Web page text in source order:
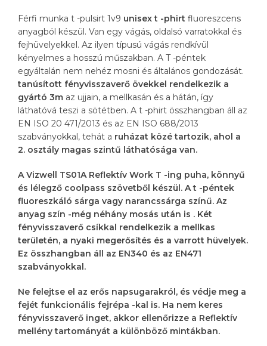
Férfi munka t -pulsirt 1v9 unisex t -phirt fluoreszcens
anyagból készül. Van egy vágás, oldalsó varratokkal és
fejhüvelyekkel. Az ilyen típusú vágás rendkívül
kényelmes a hosszú műszakban. A T -péntek
egyáltalán nem nehéz mosni és általános gondozását.
tanúsított fényvisszaverő övekkel rendelkezik a
gyártó 3m az ujjain, a mellkasán és a hátán, így
láthatóvá teszi a sötétben. A t -phirt összhangban áll az
EN ISO 20 471/2013 és az EN ISO 688/2013
szabványokkal, tehát a ruházat közé tartozik, ahol a
2. osztály magas szintű láthatósága van.
A Vizwell TS01A Reflektív Work T -ing puha, könnyű
és lélegző coolpass szövetből készül. A t -péntek
fluoreszkáló sárga vagy narancssárga színű. Az
anyag szín -még néhány mosás után is . Két
fényvisszaverő csíkkal rendelkezik a mellkas
területén, a nyaki megerősítés és a varrott hüvelyek.
Ez összhangban áll az EN340 és az EN471
szabványokkal.
Ne felejtse el az erős napsugarakról, és védje meg a
fejét funkcionális fejrépa -kal is. Ha nem keres
fényvisszaverő inget, akkor ellenőrizze a Reflektív
mellénytartományát a különböző mintákban.